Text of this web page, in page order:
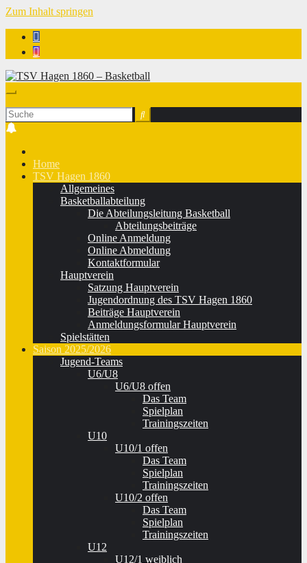
Zum Inhalt springen
Home
TSV Hagen 1860
Allgemeines
Basketballabteilung
Die Abteilungsleitung Basketball
Abteilungsbeiträge
Online Anmeldung
Online Abmeldung
Kontaktformular
Hauptverein
Satzung Hauptverein
Jugendordnung des TSV Hagen 1860
Beiträge Hauptverein
Anmeldungsformular Hauptverein
Spielstätten
Saison 2025/2026
Jugend-Teams
U6/U8
U6/U8 offen
Das Team
Spielplan
Trainingszeiten
U10
U10/1 offen
Das Team
Spielplan
Trainingszeiten
U10/2 offen
Das Team
Spielplan
Trainingszeiten
U12
U12/1 weiblich